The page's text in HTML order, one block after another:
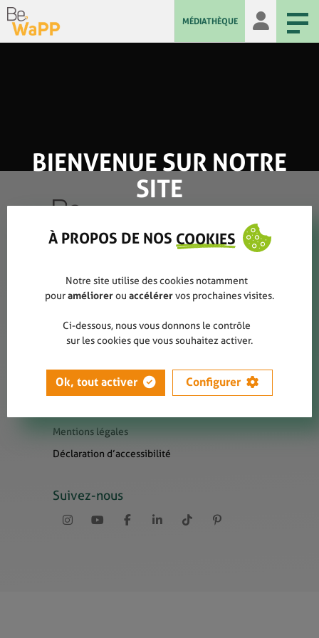
MÉDIATHÈQUE
Qui sommes-nous ?
Rapports annuels
Contact
Presse
Liens utiles
Mentions légales
Déclaration d’accessibilité
Suivez-nous
BIENVENUE SUR NOTRE
SITE
À PROPOS DE NOS COOKIES
Notre site utilise des cookies notamment
pouraméliorerou accélérervos prochaines visites.
Ci-dessous, nous vous donnons le contrôle
sur les cookies que vous souhaitez activer.
Ok, tout activer Configurer